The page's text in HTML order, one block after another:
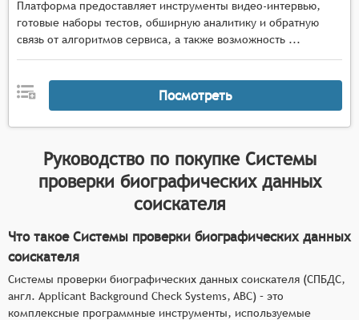
Платформа предоставляет инструменты видео-интервью,
готовые наборы тестов, обширную аналитику и обратную
связь от алгоритмов сервиса, а также возможность ...
Посмотреть
Руководство по покупке Системы
проверки биографических данных
соискателя
Что такое Системы проверки биографических данных
соискателя
Системы проверки биографических данных соискателя (СПБДС,
англ. Applicant Background Check Systems, ABC) – это
комплексные программные инструменты, используемые